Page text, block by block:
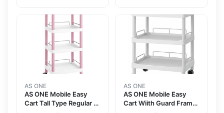
AS ONE
AS ONE Mobile Easy
Cart Tall Type Regular 31
AS ONE
AS ONE Mobile Easy
Cart Wiith Guard Frame